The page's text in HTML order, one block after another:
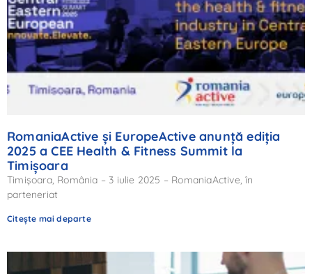
RomaniaActive și EuropeActive anunță ediția
2025 a CEE Health & Fitness Summit la
Timișoara
Timișoara, România – 3 iulie 2025 – RomaniaActive, în
parteneriat
Citește mai departe